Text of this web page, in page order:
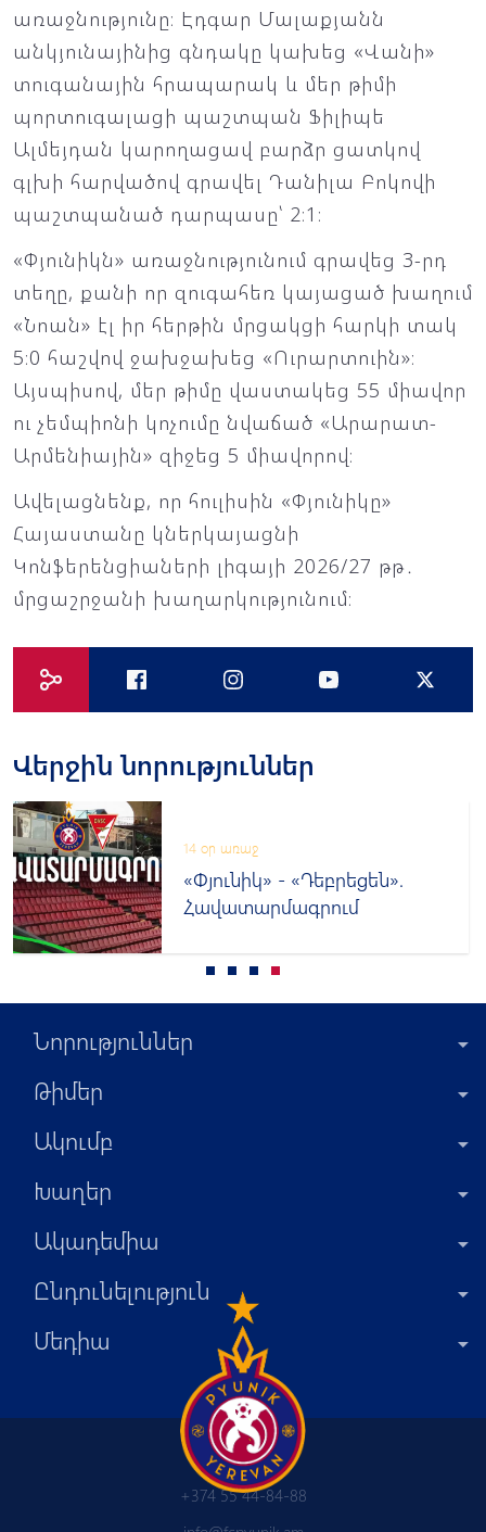
առաջնությունը։ Էդգար Մալաքյանն
անկյունայինից գնդակը կախեց «Վանի»
տուգանային հրապարակ և մեր թիմի
պորտուգալացի պաշտպան Ֆիլիպե
Ալմեյդան կարողացավ բարձր ցատկով
գլխի հարվածով գրավել Դանիլա Բոկովի
պաշտպանած դարպասը՝ 2։1։
«Փյունիկն» առաջնությունում գրավեց 3-րդ
տեղը, քանի որ զուգահեռ կայացած խաղում
«Նոան» էլ իր հերթին մրցակցի հարկի տակ
5։0 հաշվով ջախջախեց «Ուրարտուին»։
Այսպիսով, մեր թիմը վաստակեց 55 միավոր
ու չեմպիոնի կոչումը նվաճած «Արարատ-
Արմենիային» զիջեց 5 միավորով։
Ավելացնենք, որ հուլիսին «Փյունիկը»
Հայաստանը կներկայացնի
Կոնֆերենցիաների լիգայի 2026/27 թթ․
մրցաշրջանի խաղարկությունում։
Վերջին նորություններ
14 օր առաջ
«Փյունիկ» - «Դեբրեցեն».
Հավատարմագրում
Նորություններ
Թիմեր
Ակումբ
Խաղեր
Ակադեմիա
Ընդունելություն
Մեդիա
+374 55 44-84-88